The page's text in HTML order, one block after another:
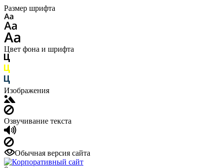
Размер шрифта
Цвет фона и шрифта
Изображения
Озвучивание текста
Обычная версия сайта